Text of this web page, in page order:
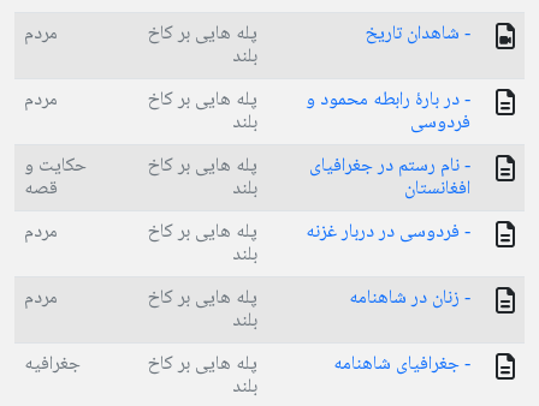
- شاهدان تاریخ پله هایی بر کاخ
بلند
مردم
- در بارۀ رابطه محمود و
فردوسی
پله هایی بر کاخ
بلند
مردم
- نام رستم در جغرافیای
افغانستان
پله هایی بر کاخ
بلند
حکایت و
قصه
- فردوسی در دربار غزنه
پله هایی بر کاخ
بلند
مردم
- زنان در شاهنامه پله هایی بر کاخ
بلند
مردم
- جغرافیای شاهنامه پله هایی بر کاخ
بلند
جغرافیه